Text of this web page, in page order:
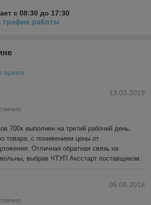
с 08:30 до 17:30
график работы
время
13.03.2019
700х выполнен на третий рабочий день,
товара, с понижением цены от
Отличная обратная связь на
выбрав ЧТУП Аксстарт поставщиком.
06.08.2018